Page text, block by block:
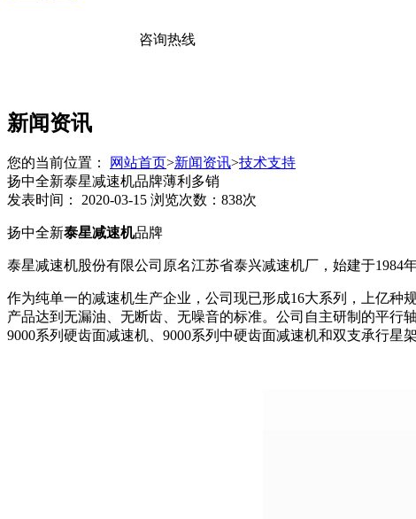
咨询热线
新闻资讯
您的当前位置： 网站首页>新闻资讯>技术支持
扬中全新泰星减速机品牌薄利多销
发表时间： 2020-03-15 浏览次数：838次
扬中全新泰星减速机品牌
泰星减速机股份有限公司原名江苏省泰兴减速机厂，始建于1984
作为纯单一的减速机生产企业，公司现已形成16大系列，上亿种
产品达到无漏油、无断齿、无噪音的标准。公司自主研制的平行
9000系列硬齿面减速机、9000系列中硬齿面减速机和双支承行